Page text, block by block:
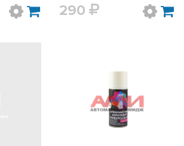
290
БЫСТРЫЙ ПРОСМОТР